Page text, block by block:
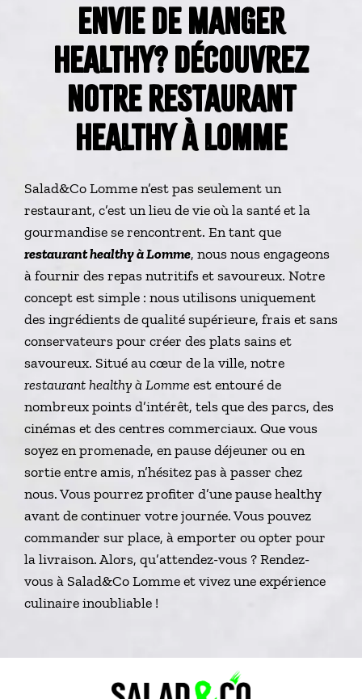
ENVIE DE MANGER
HEALTHY? DÉCOUVREZ
NOTRE RESTAURANT
HEALTHY À LOMME
Salad&Co Lomme n’est pas seulement un
restaurant, c’est un lieu de vie où la santé et la
gourmandise se rencontrent. En tant que
restaurant healthy à Lomme, nous nous engageons
à fournir des repas nutritifs et savoureux. Notre
concept est simple : nous utilisons uniquement
des ingrédients de qualité supérieure, frais et sans
conservateurs pour créer des plats sains et
savoureux. Situé au cœur de la ville, notre
restaurant healthy à Lomme est entouré de
nombreux points d’intérêt, tels que des parcs, des
cinémas et des centres commerciaux. Que vous
soyez en promenade, en pause déjeuner ou en
sortie entre amis, n’hésitez pas à passer chez
nous. Vous pourrez profiter d’une pause healthy
avant de continuer votre journée. Vous pouvez
commander sur place, à emporter ou opter pour
la livraison. Alors, qu’attendez-vous ? Rendez-
vous à Salad&Co Lomme et vivez une expérience
culinaire inoubliable !